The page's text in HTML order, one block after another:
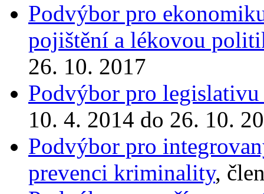
Podvýbor pro
pojištění a lékovou
26. 10. 2017
Podvýbor pro
10. 4. 2014 do 26. 10.
Podvýbor pro
prevenci kriminality,